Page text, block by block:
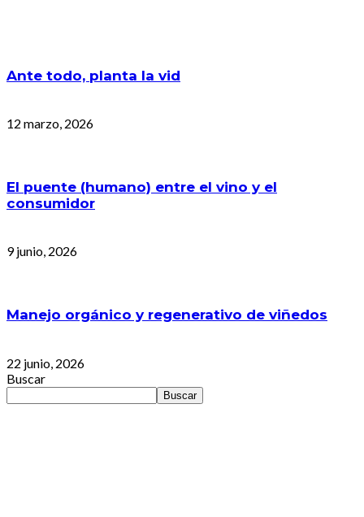
Ante todo, planta la vid
12 marzo, 2026
El puente (humano) entre el vino y el
consumidor
9 junio, 2026
Manejo orgánico y regenerativo de viñedos
22 junio, 2026
Buscar
Buscar